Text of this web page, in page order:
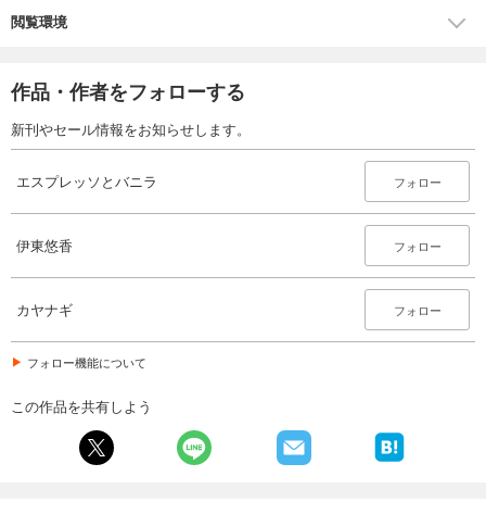
閲覧環境
作品・作者をフォローする
新刊やセール情報をお知らせします。
エスプレッソとバニラ フォロー
伊東悠香 フォロー
カヤナギ フォロー
フォロー機能について
この作品を共有しよう